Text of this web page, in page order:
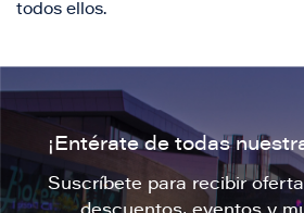
todos ellos.
¡Entérate de todas
Suscríbete para recibir